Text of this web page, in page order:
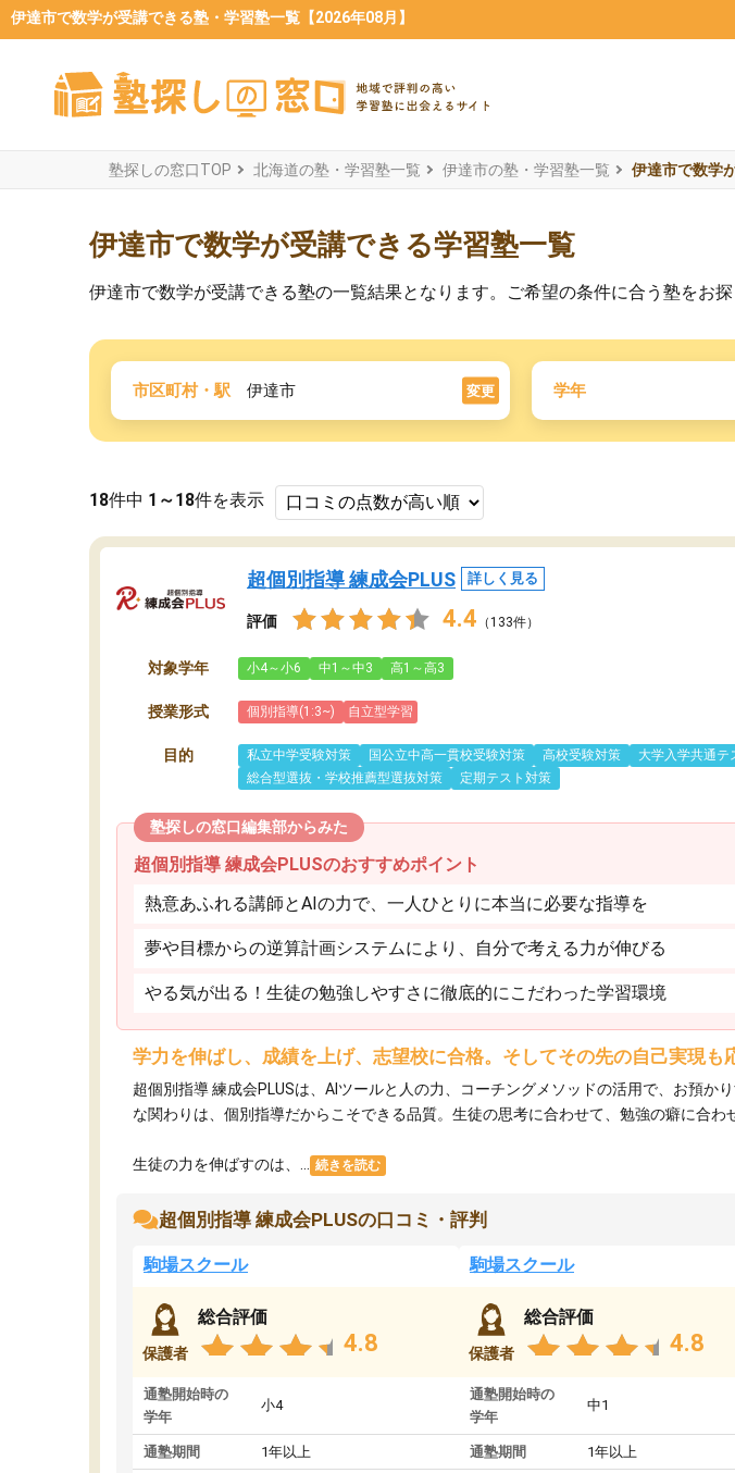
伊達市で数学が受講できる塾・学習塾一覧【2026年08月】
塾探しの窓口TOP 北海道の塾・学習塾一覧 伊達市の塾・学習塾一覧 伊達市で数学
伊達市で数学が受講できる学習塾一覧
伊達市で数学が受講できる塾の一覧結果となります。ご希望の条件に合う塾をお探
市区町村・駅 伊達市 変更 学年
18件中 1～18件を表示
超個別指導 練成会PLUS 詳しく見る
評価 4.4 （133件）
対象学年 小4～小6 中1～中3 高1～高3
授業形式 個別指導(1:3~) 自立型学習
目的 私立中学受験対策 国公立中高一貫校受験対策 高校受験対策
大学入学共通テ
総合型選抜・学校推薦型選抜対策
定期テスト対策
塾探しの窓口編集部からみた
超個別指導 練成会PLUSのおすすめポイント
熱意あふれる講師とAIの力で、一人ひとりに本当に必要な指導を
夢や目標からの逆算計画システムにより、自分で考える力が伸びる
やる気が出る！生徒の勉強しやすさに徹底的にこだわった学習環境
学力を伸ばし、成績を上げ、志望校に合格。そしてその先の自己実現も
超個別指導 練成会PLUSは、AIツールと人の力、コーチングメソッドの活用で、お預
な関わりは、個別指導だからこそできる品質。生徒の思考に合わせて、勉強の癖に合わ
生徒の力を伸ばすのは、... 続きを読む
超個別指導 練成会PLUSの口コミ・評判
駒場スクール
保護者
総合評価
4.8
通塾開始時の
学年
小4
通塾期間 1年以上
駒場スクール
保護者
総合評価
4.8
通塾開始時の
学年
中1
通塾期間 1年以上